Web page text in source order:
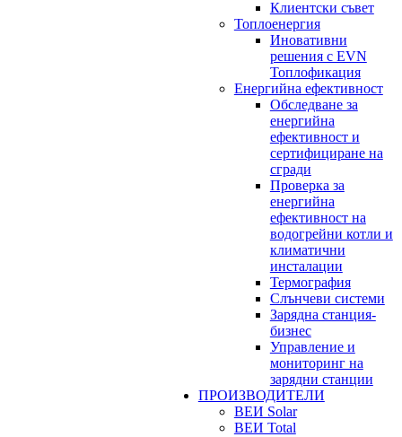
Клиентски съвет
Топлоенергия
Иновативни
решения с EVN
Топлофикация
Енергийна ефективност
Обследване за
енергийна
ефективност и
сертифициране на
сгради
Проверка за
енергийна
ефективност на
водогрейни котли и
климатични
инсталации
Термография
Слънчеви системи
Зарядна станция-
бизнес
Управление и
мониторинг на
зарядни станции
ПРОИЗВОДИТЕЛИ
ВЕИ Solar
ВЕИ Total